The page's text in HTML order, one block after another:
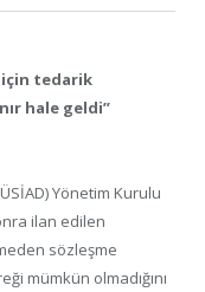
için tedarik
hale geldi”
Yönetim Kurulu
ilan edilen
sözleşme
mümkün olmadığını